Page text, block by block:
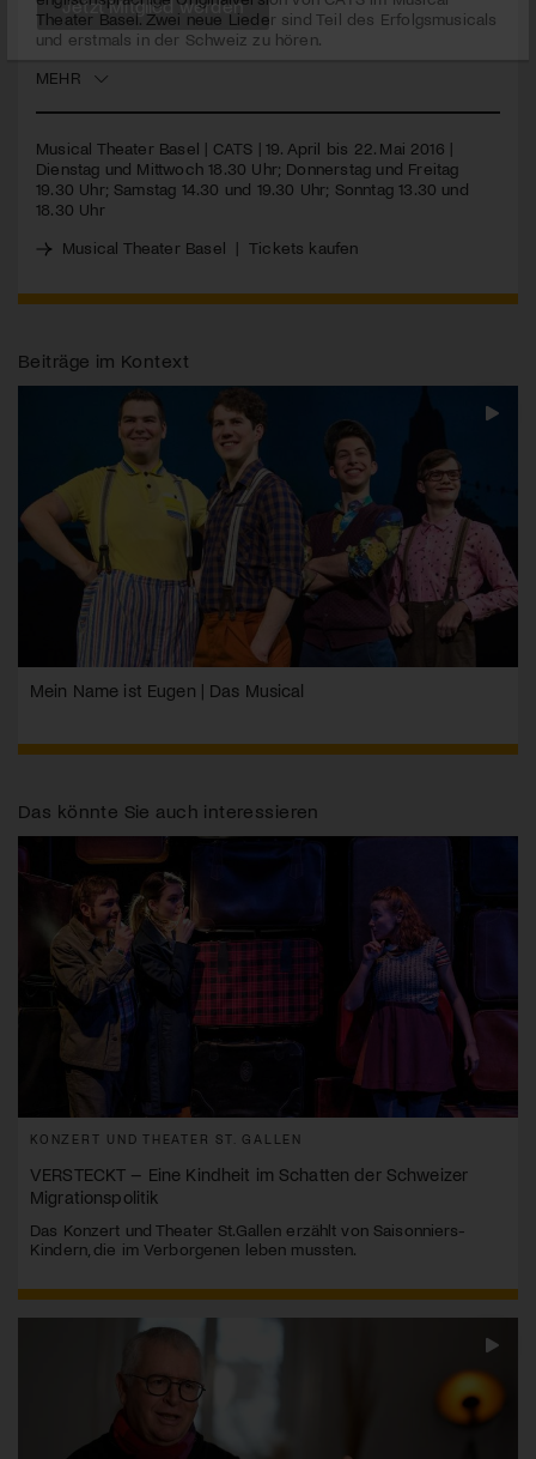
Theater Basel. Zwei neue Lieder sind Teil des Erfolgsmusicals
und erstmals in der Schweiz zu hören.
MEHR
Musical Theater Basel | CATS | 19. April bis 22. Mai 2016 |
Dienstag und Mittwoch 18.30 Uhr; Donnerstag und Freitag
19.30 Uhr; Samstag 14.30 und 19.30 Uhr; Sonntag 13.30 und
18.30 Uhr
Musical Theater Basel | Tickets kaufen
Beiträge im Kontext
Mein Name ist Eugen | Das Musical
Das könnte Sie auch interessieren
KONZERT UND THEATER ST. GALLEN
VERSTECKT – Eine Kindheit im Schatten der Schweizer
Migrationspolitik
Das Konzert und Theater St.Gallen erzählt von Saisonniers-
Kindern, die im Verborgenen leben mussten.